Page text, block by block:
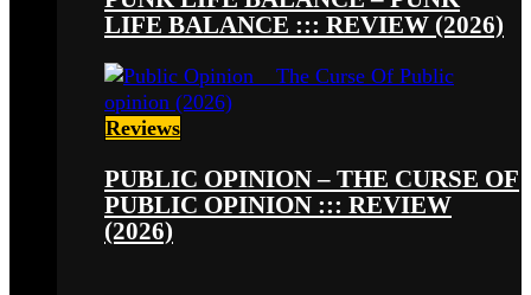
LIFE BALANCE ::: REVIEW (2026)
Reviews
PUBLIC OPINION – THE CURSE OF
PUBLIC OPINION ::: REVIEW
(2026)